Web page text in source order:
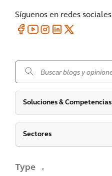
Síguenos en redes sociales
Soluciones & Competencias
Sectores
Type x